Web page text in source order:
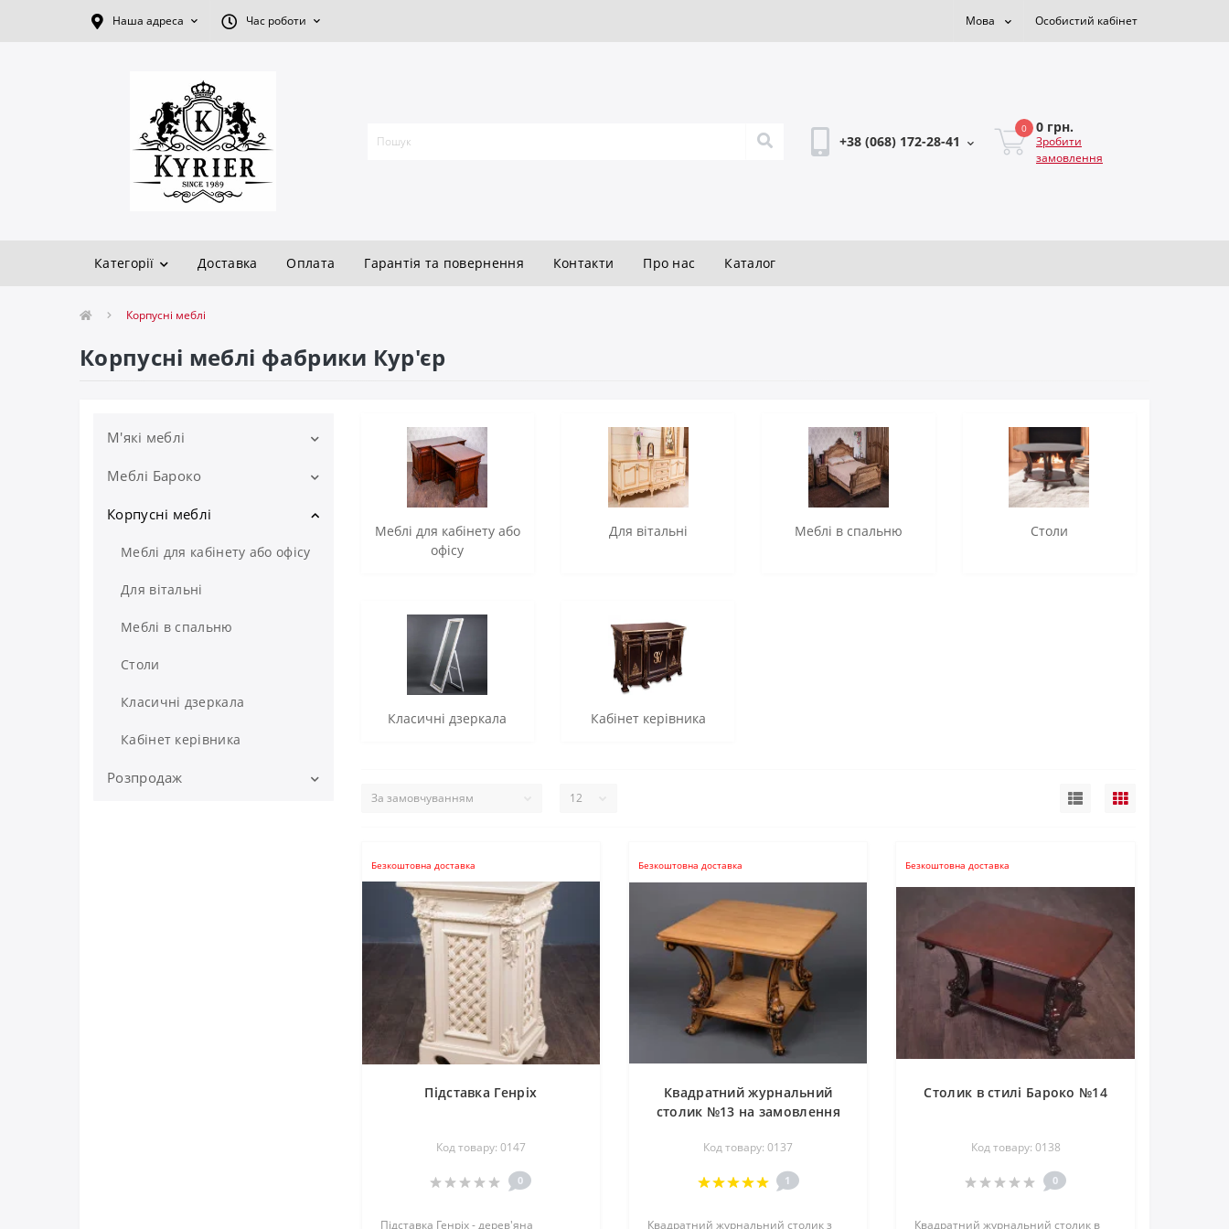
Наша адреса Час роботи Мова Особистий кабінет
+38 (068) 172-28-41
0 0 грн.
Зробити
замовлення
Категорії Доставка Оплата Гарантія та повернення Контакти Про нас Каталог
Корпусні меблі
Корпусні меблі фабрики Кур'єр
М'які меблі
Комплекти м'яких меблів
Класичні дивани
М'які крісла
Софи, кушетки і банкетки
Кутові дивани
Стільці з дерева
М'які пуфи
Меблі для передпокою
Декоративні подушки
Меблі Бароко
Комплекти меблів Бароко
Дивани Бароко ручної роботи
Корпусні меблі
Меблі для кабінету або офісу
Для вітальні
Меблі в спальню
Столи
Класичні дзеркала
Кабінет керівника
Розпродаж
Меблі для кабінету або
офісу
Для вітальні Меблі в спальню Столи
Класичні дзеркала Кабінет керівника
Безкоштовна доставка
Підставка Генріх
Код товару: 0147
0
Підставка Генріх - дерев'яна
Безкоштовна доставка
Квадратний журнальний
столик №13 на замовлення
Код товару: 0137
1
Квадратний журнальний столик з
Безкоштовна доставка
Столик в стилі Бароко №14
Код товару: 0138
0
Квадратний журнальний столик в